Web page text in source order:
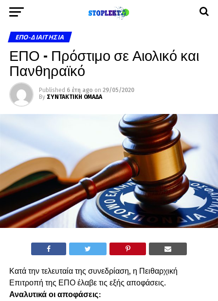
ΕΠΟ-ΔΙΑΙΤΗΣΊΑ
ΕΠΟ – Πρόστιμο σε Αιολικό και
Πανθηραϊκό
Published 6 έτη ago on 29/05/2020
By ΣΥΝΤΑΚΤΙΚΗ ΟΜΑΔΑ
Κατά την τελευταία της συνεδρίαση, η Πειθαρχική
Επιτροπή της ΕΠΟ έλαβε τις εξής αποφάσεις.
Αναλυτικά οι αποφάσεις: